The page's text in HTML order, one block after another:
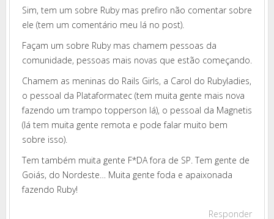
Sim, tem um sobre Ruby mas prefiro não comentar sobre
ele (tem um comentário meu lá no post).
Façam um sobre Ruby mas chamem pessoas da
comunidade, pessoas mais novas que estão começando.
Chamem as meninas do Rails Girls, a Carol do Rubyladies,
o pessoal da Plataformatec (tem muita gente mais nova
fazendo um trampo topperson lá), o pessoal da Magnetis
(lá tem muita gente remota e pode falar muito bem
sobre isso).
Tem também muita gente F*DA fora de SP. Tem gente de
Goiás, do Nordeste… Muita gente foda e apaixonada
fazendo Ruby!
Responder